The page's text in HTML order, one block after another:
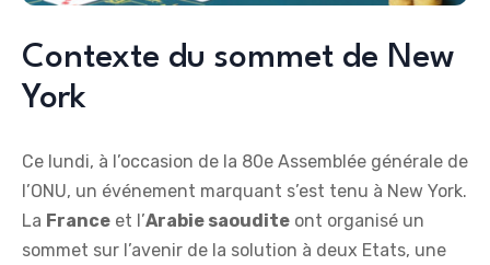
Contexte du sommet de New
York
Ce lundi, à l’occasion de la 80e Assemblée générale de
l’ONU, un événement marquant s’est tenu à New York.
La France et l’Arabie saoudite ont organisé un
sommet sur l’avenir de la solution à deux Etats, une